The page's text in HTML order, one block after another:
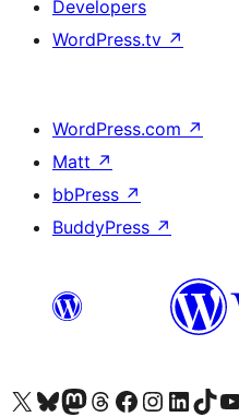
Developers
WordPress.tv ↗
WordPress.com ↗
Matt ↗
bbPress ↗
BuddyPress ↗
Visit our X (formerly Twitter) account
Visit our Bluesky account
Visit our Mastodon account
Visit our Threads account
Visit our Facebook page
Visit our Instagram account
Visit our LinkedIn
Visit ourVisit